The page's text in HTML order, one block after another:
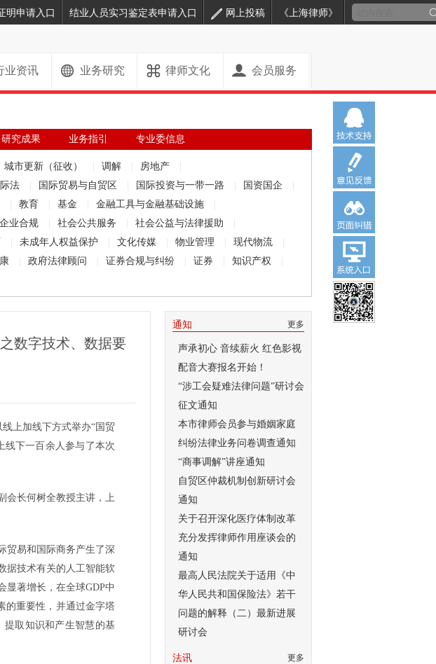
明申请入口 结业人员实习鉴定表申请入口 网上投稿 《上海律师》
业资讯 业务研究 律师文化 会员服务
研究成果 业务指引
专业委信息
城市更新（征收） 调解 房地产
法 国际贸易与自贸区 国际投资与一带一路 国资国企
教育 基金 金融工具与金融基础设施
企业合规 社会公共服务 社会公益与法律援助
未成年人权益保护 文化传媒 物业管理 现代物流
政府法律顾问 证券合规与纠纷 证券 知识产权
数字技术、数据要
上加线下方式举办“国贸
下一百余人参与了本次
会长何树全教授主讲，上
贸易和国际商务产生了深
据技术有关的人工智能软
显著增长，在全球GDP中
的重要性，并通过金字塔
提取知识和产生智慧的基
更多
通知
声承初心 音续薪火 红色影视
配音大赛报名开始！
“涉工会疑难法律问题”研讨会
征文通知
本市律师会员参与婚姻家庭
纠纷法律业务问卷调查通知
“商事调解”讲座通知
自贸区仲裁机制创新研讨会
通知
关于召开深化医疗体制改革
充分发挥律师作用座谈会的
通知
最高人民法院关于适用《中
华人民共和国保险法》若干
问题的解释（二）最新进展
研讨会
更多
法讯